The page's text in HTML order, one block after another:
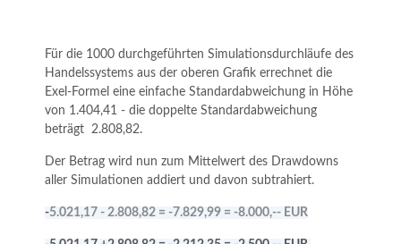
Für die 1000 durchgeführten Simulationsdurchläufe des
Handelssystems aus der oberen Grafik errechnet die
Exel-Formel eine einfache Standardabweichung in Höhe
von 1.404,41 - die doppelte Standardabweichung
beträgt 2.808,82.
Der Betrag wird nun zum Mittelwert des Drawdowns
aller Simulationen addiert und davon subtrahiert.
-5.021,17 - 2.808,82 = -7.829,99 = -8.000,-- EUR